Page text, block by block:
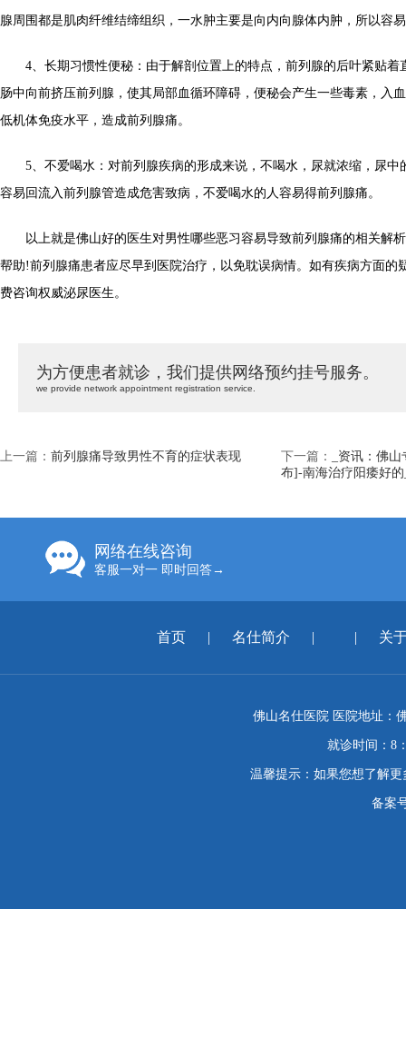
腺周围都是肌肉纤维结缔组织，一水肿主要是向内向腺体内肿，所以容
4、长期习惯性便秘：由于解剖位置上的特点，前列腺的后叶紧贴着
肠中向前挤压前列腺，使其局部血循环障碍，便秘会产生一些毒素，入
低机体免疫水平，造成前列腺痛。
5、不爱喝水：对前列腺疾病的形成来说，不喝水，尿就浓缩，尿中
容易回流入前列腺管造成危害致病，不爱喝水的人容易得前列腺痛。
以上就是佛山好的医生对男性哪些恶习容易导致前列腺痛的相关解
帮助!前列腺痛患者应尽早到医院治疗，以免耽误病情。如有疾病方面的
费咨询权威泌尿医生。
为方便患者就诊，我们提供网络预约挂号服务。
we provide network appointment registration service.
上一篇： 前列腺痛导致男性不育的症状表现 下一篇：
_资讯：佛
布]-南海治疗阳痿好的
网络在线咨询
客服一对一 即时回答→
首页 | 名仕简介 | | 关
佛山名仕医院 医院地址：
就诊时间：8
温馨提示：如果您想了解
备案